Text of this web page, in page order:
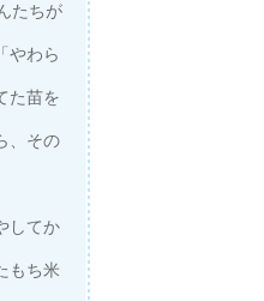
たちが
やわら
た苗を
、その
してか
もち米